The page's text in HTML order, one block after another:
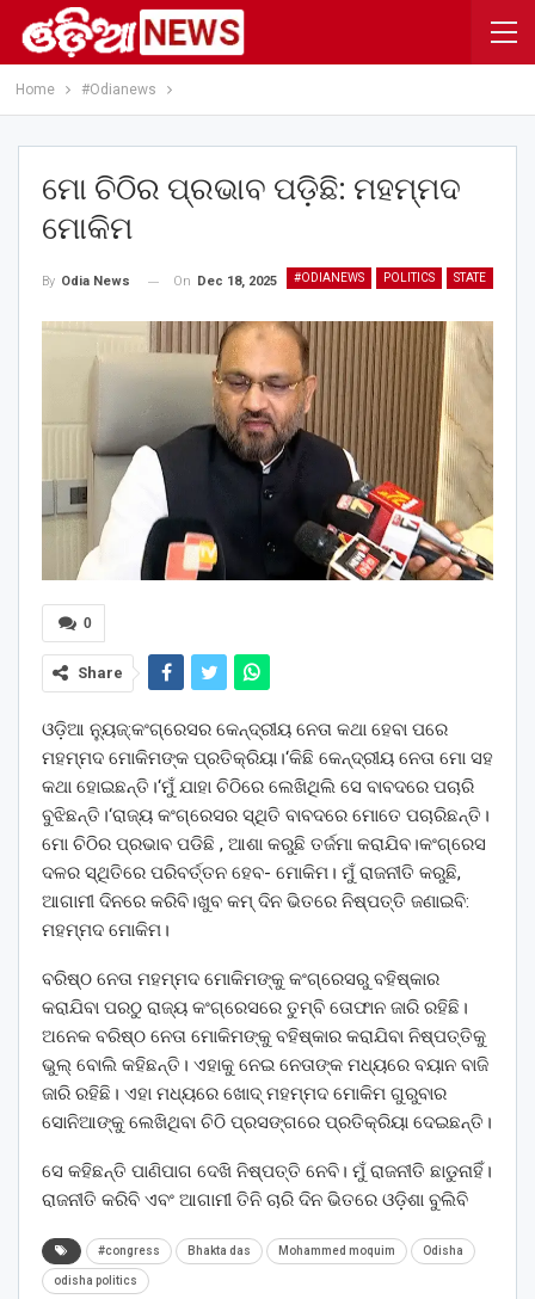
Home #Odianews
ମୋ ଚିଠିର ପ୍ରଭାବ ପଡ଼ିଛି: ମହମ୍ମଦ
ମୋକିମ
#ODIANEWS POLITICS STATE
By Odia News On Dec 18, 2025
0
Share
ଓଡ଼ିଆ ନ୍ୟୁଜ୍:କଂଗ୍ରେସର କେନ୍ଦ୍ରୀୟ ନେତା କଥା ହେବା ପରେ
ମହମ୍ମଦ ମୋକିମଙ୍କ ପ୍ରତିକ୍ରିୟା।‘କିଛି କେନ୍ଦ୍ରୀୟ ନେତା ମୋ ସହ
କଥା ହୋଇଛନ୍ତି।‘ମୁଁ ଯାହା ଚିଠିରେ ଲେଖିଥିଲି ସେ ବାବଦରେ ପଚାରି
ବୁଝିଛନ୍ତି।‘ରାଜ୍ୟ କଂଗ୍ରେସର ସ୍ଥିତି ବାବଦରେ ମୋତେ ପଚାରିଛନ୍ତି।
ମୋ ଚିଠିର ପ୍ରଭାବ ପଡିଛି , ଆଶା କରୁଛି ତର୍ଜମା କରାଯିବ।କଂଗ୍ରେସ
ଦଳର ସ୍ଥିତିରେ ପରିବର୍ତ୍ତନ ହେବ- ମୋକିମ। ମୁଁ ରାଜନୀତି କରୁଛି,
ଆଗାମୀ ଦିନରେ କରିବି।ଖୁବ କମ୍ ଦିନ ଭିତରେ ନିଷ୍ପତ୍ତି ଜଣାଇବି:
ମହମ୍ମଦ ମୋକିମ।
ବରିଷ୍ଠ ନେତା ମହମ୍ମଦ ମୋକିମଙ୍କୁ କଂଗ୍ରେସରୁ ବହିଷ୍କାର
କରାଯିବା ପରଠୁ ରାଜ୍ୟ କଂଗ୍ରେସରେ ତୁମ୍ବି ତୋଫାନ ଜାରି ରହିଛି।
ଅନେକ ବରିଷ୍ଠ ନେତା ମୋକିମଙ୍କୁ ବହିଷ୍କାର କରାଯିବା ନିଷ୍ପତ୍ତିକୁ
ଭୁଲ୍ ବୋଲି କହିଛନ୍ତି। ଏହାକୁ ନେଇ ନେତାଙ୍କ ମଧ୍ୟରେ ବୟାନ ବାଜି
ଜାରି ରହିଛି। ଏହା ମଧ୍ୟରେ ଖୋଦ୍ ମହମ୍ମଦ ମୋକିମ ଗୁରୁବାର
ସୋନିଆଙ୍କୁ ଲେଖିଥିବା ଚିଠି ପ୍ରସଙ୍ଗରେ ପ୍ରତିକ୍ରିୟା ଦେଇଛନ୍ତି।
ସେ କହିଛନ୍ତି ପାଣିପାଗ ଦେଖି ନିଷ୍ପତ୍ତି ନେବି। ମୁଁ ରାଜନୀତି ଛାଡୁନାହିଁ।
ରାଜନୀତି କରିବି ଏବଂ ଆଗାମୀ ତିନି ଚାରି ଦିନ ଭିତରେ ଓଡ଼ିଶା ବୁଲିବି
#congress Bhakta das Mohammed moquim Odisha
odisha politics